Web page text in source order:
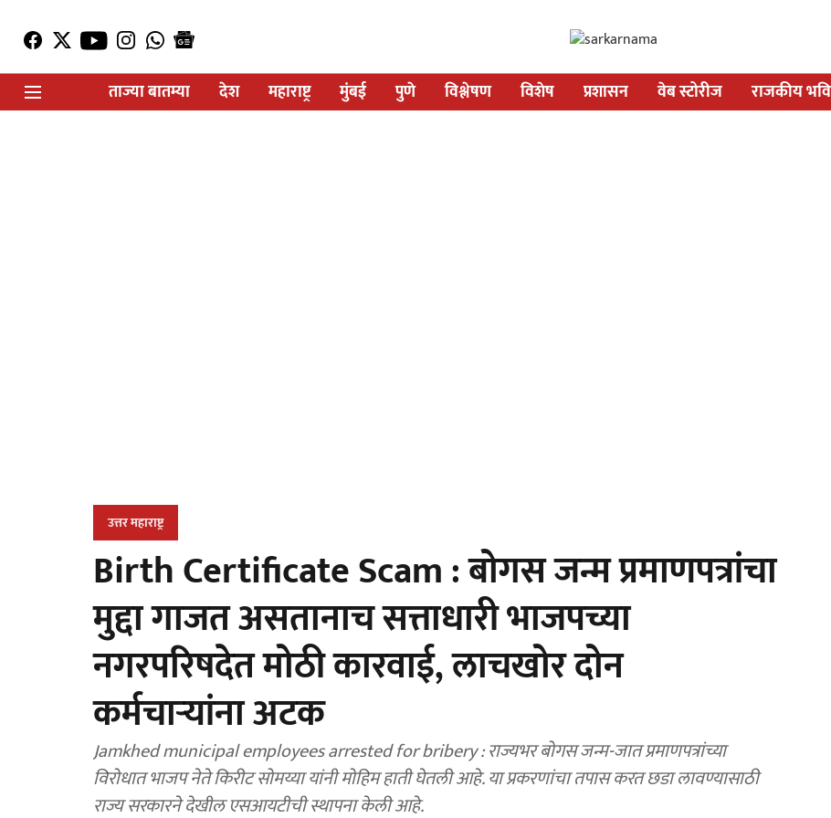
ताज्या बातम्या
देश महाराष्ट्र मुंबई पुणे विश्लेषण विशेष प्रशासन वेब स्टोरीज राजकीय
उत्तर महाराष्ट्र
Birth Certificate Scam : बोगस जन्म प्रमाणपत्रांचा
मुद्दा गाजत असतानाच सत्ताधारी भाजपच्या
नगरपरिषदेत मोठी कारवाई, लाचखोर दोन
कर्मचाऱ्यांना अटक
Jamkhed municipal employees arrested for bribery : राज्यभर बोगस जन्म-जात प्रमाणपत्रांच्या
विरोधात भाजप नेते किरीट सोमय्या यांनी मोहिम हाती घेतली आहे. या प्रकरणांचा तपास करत छडा लावण्यासाठी
राज्य सरकारने देखील एसआयटीची स्थापना केली आहे.